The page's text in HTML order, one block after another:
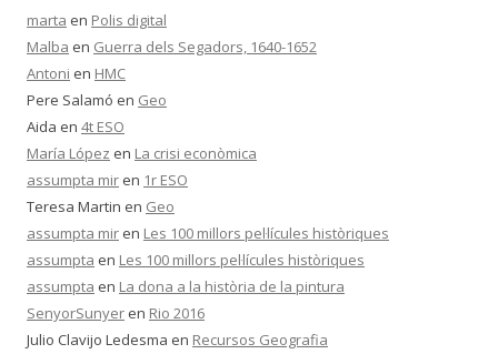
marta en Polis digital
Malba en Guerra dels Segadors, 1640-1652
Antoni en HMC
Pere Salamó en Geo
Aida en 4t ESO
María López en La crisi econòmica
assumpta mir en 1r ESO
Teresa Martin en Geo
assumpta mir en Les 100 millors pel·lícules històriques
assumpta en Les 100 millors pel·lícules històriques
assumpta en La dona a la història de la pintura
SenyorSunyer en Rio 2016
Julio Clavijo Ledesma en Recursos Geografia